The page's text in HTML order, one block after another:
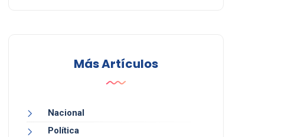
Más Artículos
Nacional
Política